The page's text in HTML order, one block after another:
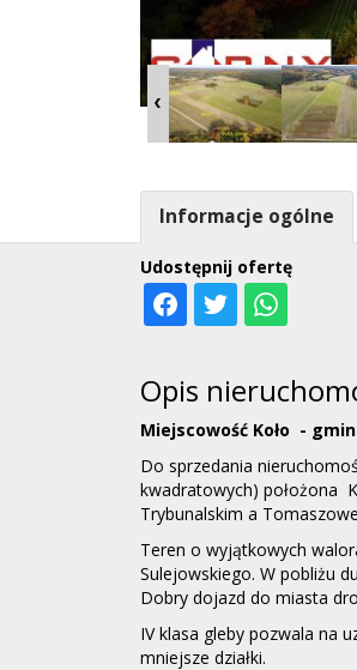
Udostępnij ofertę
Informacje ogólne
Opis
Miejscowość Koło -
Do sprzedania
kwadratowych) położona
Trybunalskim a
Teren o wyjątkowych
Sulejowskiego. W pobliżu
Dobry dojazd do miasta
IV klasa gleby pozwala na
mniejsze działki.